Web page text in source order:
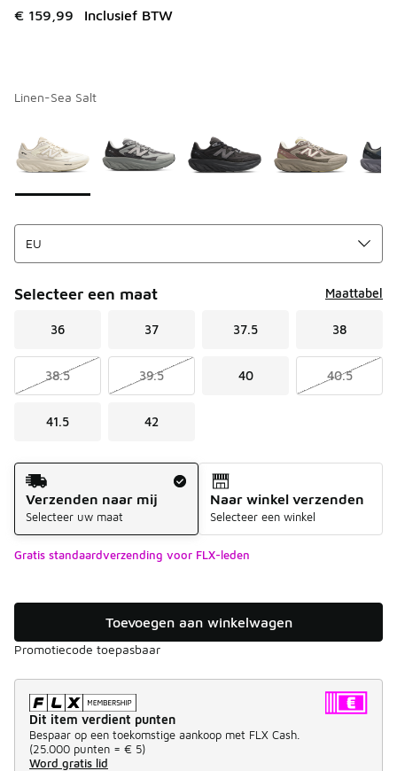
€ 159,99 Inclusief BTW
Linen-Sea Salt
Selecteer een maat Maattabel
36 37 37.5 38
38.5 39.5 40 40.5
41.5 42
Verzendmethode
Verzenden naar mij
Selecteer uw maat
Naar winkel verzenden
Selecteer een winkel
Gratis standaardverzending voor FLX-leden
Toevoegen aan winkelwagen
Promotiecode toepasbaar
Dit item verdient punten
Bespaar op een toekomstige aankoop met FLX Cash.
(25.000 punten = € 5)
Word gratis lid